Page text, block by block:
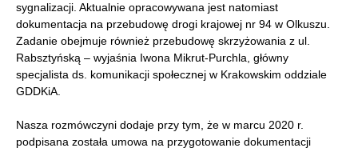
sygnalizacji. Aktualnie opracowywana jest natomiast
dokumentacja na przebudowę drogi krajowej nr 94 w Olkuszu.
Zadanie obejmuje również przebudowę skrzyżowania z ul.
Rabsztyńską – wyjaśnia Iwona Mikrut-Purchla, główny
specjalista ds. komunikacji społecznej w Krakowskim oddziale
GDDKiA.
Nasza rozmówczyni dodaje przy tym, że w marcu 2020 r.
podpisana została umowa na przygotowanie dokumentacji